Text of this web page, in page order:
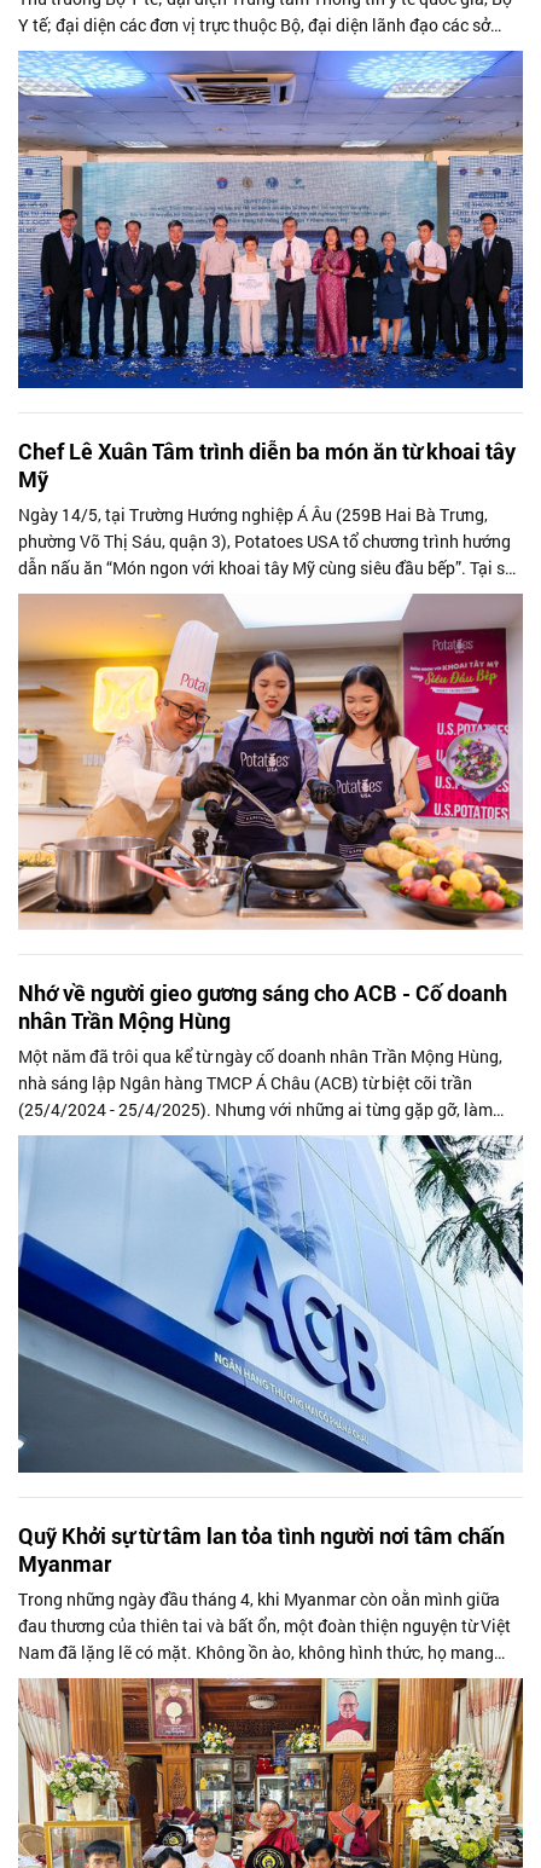
Y tế; đại diện các đơn vị trực thuộc Bộ, đại diện lãnh đạo các sở
ngành...
Chef Lê Xuân Tâm trình diễn ba món ăn từ khoai tây
Mỹ
Ngày 14/5, tại Trường Hướng nghiệp Á Âu (259B Hai Bà Trưng,
phường Võ Thị Sáu, quận 3), Potatoes USA tổ chương trình hướng
dẫn nấu ăn “Món ngon với khoai tây Mỹ cùng siêu đầu bếp”. Tại sự
kiện, Chef Lê...
Nhớ về người gieo gương sáng cho ACB - Cố doanh
nhân Trần Mộng Hùng
Một năm đã trôi qua kể từ ngày cố doanh nhân Trần Mộng Hùng,
nhà sáng lập Ngân hàng TMCP Á Châu (ACB) từ biệt cõi trần
(25/4/2024 - 25/4/2025). Nhưng với những ai từng gặp gỡ, làm
việc cùng ông, hay đơn...
Quỹ Khởi sự từ tâm lan tỏa tình người nơi tâm chấn
Myanmar
Trong những ngày đầu tháng 4, khi Myanmar còn oằn mình giữa
đau thương của thiên tai và bất ổn, một đoàn thiện nguyện từ Việt
Nam đã lặng lẽ có mặt. Không ồn ào, không hình thức, họ mang
theo tấm lòng...